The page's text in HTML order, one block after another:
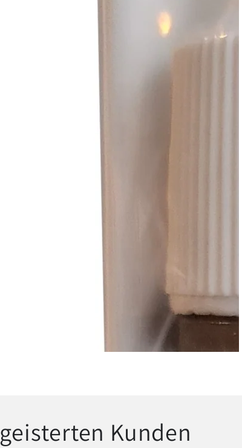
Kunden